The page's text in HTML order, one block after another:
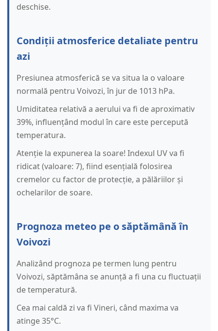
deschise.
Condiții atmosferice detaliate pentru
azi
Presiunea atmosferică se va situa la o valoare
normală pentru Voivozi, în jur de 1013 hPa.
Umiditatea relativă a aerului va fi de aproximativ
39%, influențând modul în care este percepută
temperatura.
Atenție la expunerea la soare! Indexul UV va fi
ridicat (valoare: 7), fiind esențială folosirea
cremelor cu factor de protecție, a pălăriilor și
ochelarilor de soare.
Prognoza meteo pe o săptămână în
Voivozi
Analizând prognoza pe termen lung pentru
Voivozi, săptămâna se anunță a fi una cu fluctuații
de temperatură.
Cea mai caldă zi va fi Vineri, când maxima va
atinge 35°C.